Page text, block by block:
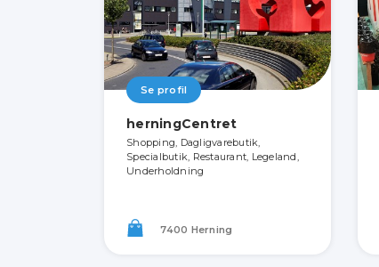
Se profil
herningCentret
Shopping, Dagligvarebutik,
Specialbutik, Restaurant, Legeland,
Underholdning
7400 Herning